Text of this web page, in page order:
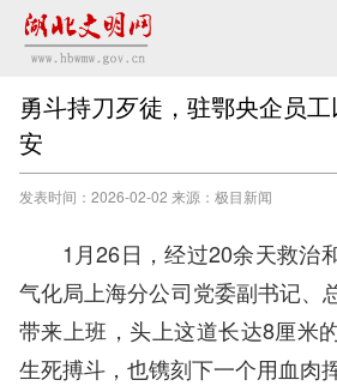
勇斗持刀歹徒，驻鄂央企员
安
发表时间：2026-02-02 来源：极目新闻
1月26日，经过20余天救治
气化局上海分公司党委副书记、
带来上班，头上这道长达8厘米
生死搏斗，也镌刻下一个用血肉挥